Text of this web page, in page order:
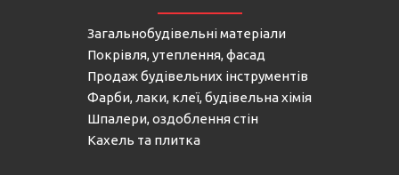
Загальнобудівельні матеріали
Покрівля, утеплення, фасад
Продаж будівельних інструментів
Фарби, лаки, клеї, будівельна хімія
Шпалери, оздоблення стін
Кахель та плитка